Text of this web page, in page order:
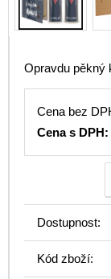
Opravdu pěkný
Cena bez
Cena s DPH:
Dostupnost:
Kód zboží: